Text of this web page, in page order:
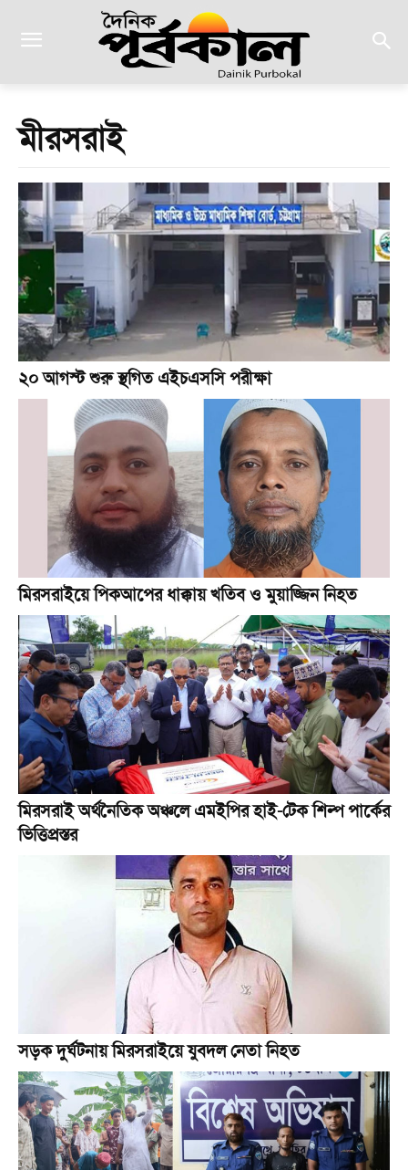
মীরসরাই
২০ আগস্ট শুরু স্থগিত এইচএসসি পরীক্ষা
মিরসরাইয়ে পিকআপের ধাক্কায় খতিব ও মুয়াজ্জিন নিহত
মিরসরাই অর্থনৈতিক অঞ্চলে এমইপির হাই-টেক শিল্প পার্কের
ভিত্তিপ্রস্তর
সড়ক দুর্ঘটনায় মিরসরাইয়ে যুবদল নেতা নিহত